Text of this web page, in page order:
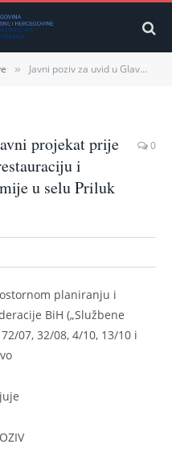
» Javni poziv za uvid u Glavni projekat prije izdavanja odobrenja za restauraciju i konzervaciju drvene džamije u selu Priluk kod Živinica
projekat prije
i
u selu Priluk
0
planiranju i
BiH („Službene
07, 32/08, 4/10, 13/10 i